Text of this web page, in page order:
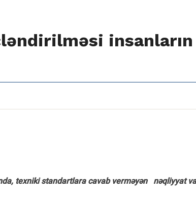
texniki standartlara cavab verməyən nəqliyyat